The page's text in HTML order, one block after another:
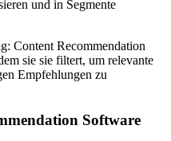
und in Segmente
Content Recommendation
sie sie filtert, um relevante
Empfehlungen zu
Software